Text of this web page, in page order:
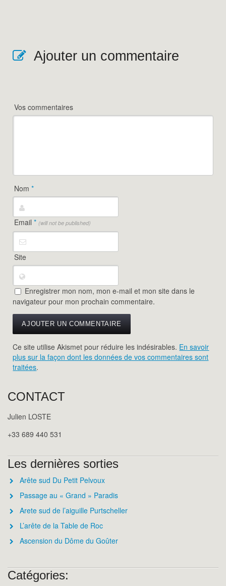
Ajouter un commentaire
Vos commentaires
Nom*
Email* (will not be published)
Site
Enregistrer mon nom, mon e-mail et mon site dans le
navigateur pour mon prochain commentaire.
Ce site utilise Akismet pour réduire les indésirables. En savoir
plus sur la façon dont les données de vos commentaires sont
traitées.
CONTACT
Julien LOSTE
+33 689 440 531
Les dernières sorties
Arête sud Du Petit Pelvoux
Passage au « Grand » Paradis
Arete sud de l’aiguille Purtscheller
L’arête de la Table de Roc
Ascension du Dôme du Goûter
Catégories: